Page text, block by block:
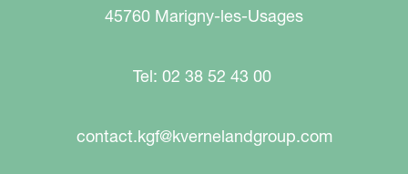
45760 Marigny-les-Usages
Tel: 02 38 52 43 00
contact.kgf@kvernelandgroup.com